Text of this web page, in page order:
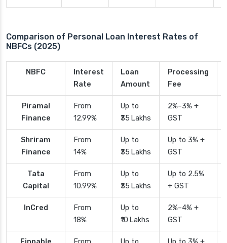
Comparison of Personal Loan Interest Rates of
NBFCs (2025)
NBFC
Interest
Rate
Loan
Amount
Processing
Fee
Piramal
Finance
From
12.99%
Up to
₹35 Lakhs
2%–3% +
GST
Shriram
Finance
From
14%
Up to
₹35 Lakhs
Up to 3% +
GST
Tata
Capital
From
10.99%
Up to
₹35 Lakhs
Up to 2.5%
+ GST
InCred
From
18%
Up to
₹10 Lakhs
2%–4% +
GST